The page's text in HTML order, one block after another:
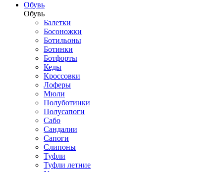
Обувь
Обувь
Балетки
Босоножки
Ботильоны
Ботинки
Ботфорты
Кеды
Кроссовки
Лоферы
Мюли
Полуботинки
Полусапоги
Сабо
Сандалии
Сапоги
Слипоны
Туфли
Туфли летние